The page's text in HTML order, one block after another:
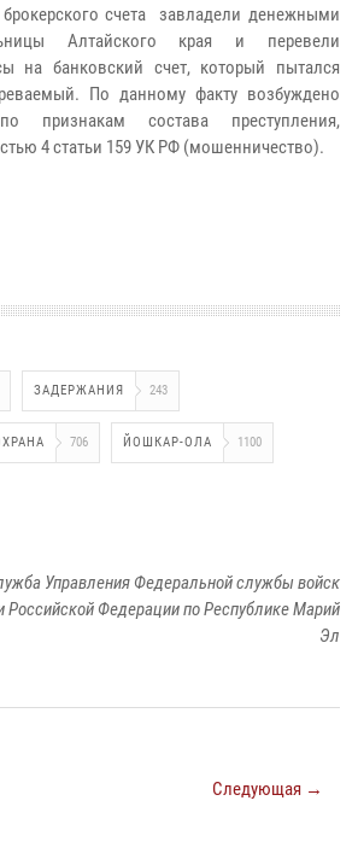
счета завладели денежными
Алтайского края и перевели
на банковский счет, который пытался
По данному факту возбуждено
признакам состава преступления,
4 статьи 159 УК РФ (мошенничество).
ЗАДЕРЖАНИЯ 243
706 ЙОШКАР-ОЛА 1100
Управления Федеральной службы войск
Российской Федерации по Республике Марий
Эл
Следующая →